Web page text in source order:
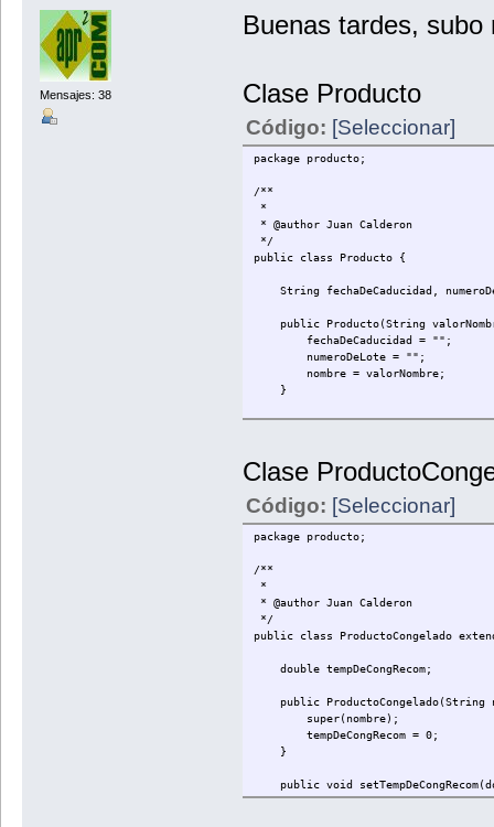
Mensajes: 38
Buenas tardes,
Clase Producto
Código: [Seleccionar]
package producto;
/**
*
* @author Juan Calderon
*/
public class Producto {
String fechaDeCaducidad,
public Producto(String
fechaDeCaducidad = "";
numeroDeLote = "";
nombre = valorNombre;
}
public void
public String
return fechaDeCaducidad;
}
numeroDeLote =
}
public String getNumeroDeLote()
return numeroDeLote;
nombre = valorNombre;
public String getNombre(){
}
Clase
Código: [Seleccionar]
package producto;
/**
*
* @author Juan Calderon
*/
public class ProductoCongelado
double tempDeCongRecom;
public ProductoCongelado(String
super(nombre);
tempDeCongRecom = 0;
}
public void
tempDeCongRecom =